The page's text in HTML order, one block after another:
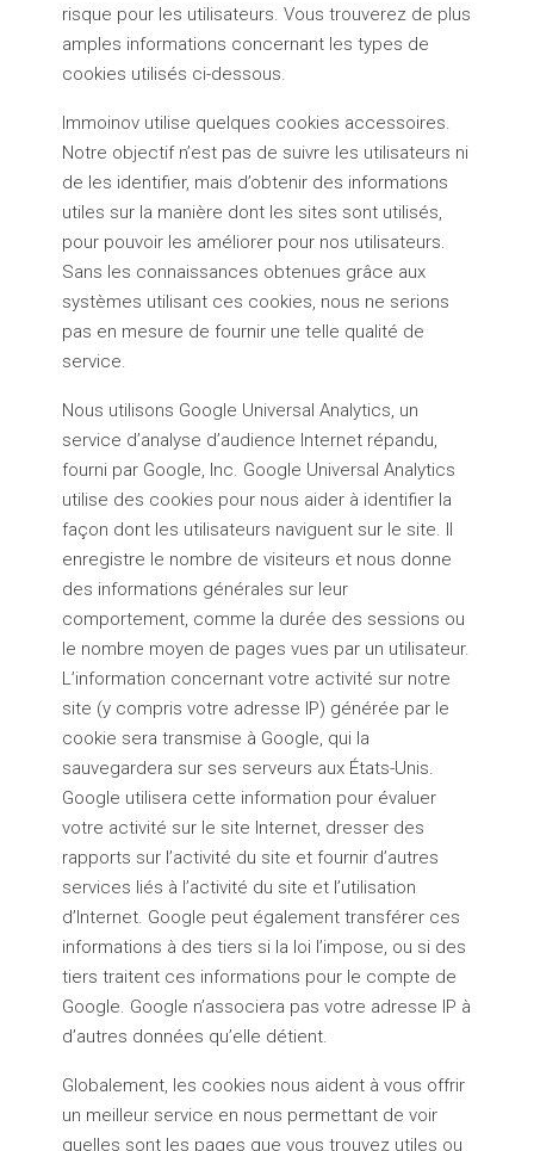
risque pour les utilisateurs. Vous trouverez de plus
amples informations concernant les types de
cookies utilisés ci-dessous.
Immoinov utilise quelques cookies accessoires.
Notre objectif n’est pas de suivre les utilisateurs ni
de les identifier, mais d’obtenir des informations
utiles sur la manière dont les sites sont utilisés,
pour pouvoir les améliorer pour nos utilisateurs.
Sans les connaissances obtenues grâce aux
systèmes utilisant ces cookies, nous ne serions
pas en mesure de fournir une telle qualité de
service.
Nous utilisons Google Universal Analytics, un
service d’analyse d’audience Internet répandu,
fourni par Google, Inc. Google Universal Analytics
utilise des cookies pour nous aider à identifier la
façon dont les utilisateurs naviguent sur le site. Il
enregistre le nombre de visiteurs et nous donne
des informations générales sur leur
comportement, comme la durée des sessions ou
le nombre moyen de pages vues par un utilisateur.
L’information concernant votre activité sur notre
site (y compris votre adresse IP) générée par le
cookie sera transmise à Google, qui la
sauvegardera sur ses serveurs aux États-Unis.
Google utilisera cette information pour évaluer
votre activité sur le site Internet, dresser des
rapports sur l’activité du site et fournir d’autres
services liés à l’activité du site et l’utilisation
d’Internet. Google peut également transférer ces
informations à des tiers si la loi l’impose, ou si des
tiers traitent ces informations pour le compte de
Google. Google n’associera pas votre adresse IP à
d’autres données qu’elle détient.
Globalement, les cookies nous aident à vous offrir
un meilleur service en nous permettant de voir
quelles sont les pages que vous trouvez utiles ou